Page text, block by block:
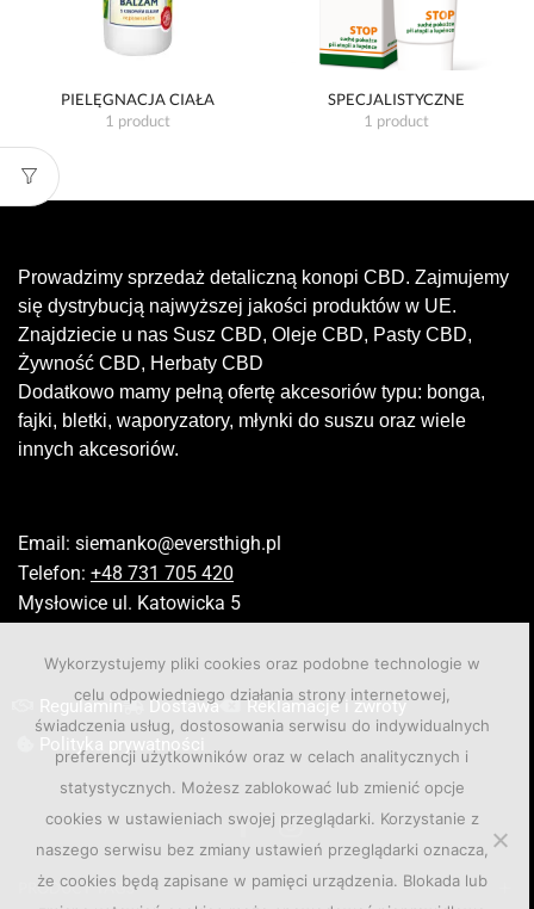
PIELĘGNACJA CIAŁA
1 product
SPECJALISTYCZNE
1 product
Prowadzimy sprzedaż detaliczną konopi CBD. Zajmujemy
się dystrybucją najwyższej jakości produktów w UE.
Znajdziecie u nas Susz CBD, Oleje CBD, Pasty CBD,
Żywność CBD, Herbaty CBD
Dodatkowo mamy pełną ofertę akcesoriów typu: bonga,
fajki, bletki, waporyzatory, młynki do suszu oraz wiele
innych akcesoriów.
Email: siemanko@eversthigh.pl
Telefon: +48 731 705 420
Mysłowice ul. Katowicka 5
Regulamin Dostawa
Reklamacje i zwroty
Polityka prywatności
PRODUCT TAGS
Wykorzystujemy pliki cookies oraz podobne technologie w
celu odpowiedniego działania strony internetowej,
świadczenia usług, dostosowania serwisu do indywidualnych
preferencji użytkowników oraz w celach analitycznych i
statystycznych. Możesz zablokować lub zmienić opcje
cookies w ustawieniach swojej przeglądarki. Korzystanie z
naszego serwisu bez zmiany ustawień przeglądarki oznacza,
że cookies będą zapisane w pamięci urządzenia. Blokada lub